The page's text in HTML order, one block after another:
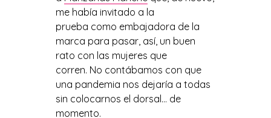
me había invitado a la
prueba como embajadora de la
marca para pasar, así, un buen
rato con las mujeres que
corren. No contábamos con que
una pandemia nos dejaría a todas
sin colocarnos el dorsal… de
momento.